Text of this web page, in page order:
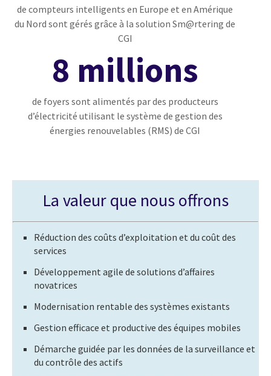
de compteurs intelligents en Europe et en Amérique
du Nord sont gérés grâce à la solution Sm@rtering de
CGI
8 millions
de foyers sont alimentés par des producteurs
d’électricité utilisant le système de gestion des
énergies renouvelables (RMS) de CGI
La valeur que nous offrons
Réduction des coûts d’exploitation et du coût des
services
Développement agile de solutions d’affaires
novatrices
Modernisation rentable des systèmes existants
Gestion efficace et productive des équipes mobiles
Démarche guidée par les données de la surveillance et
du contrôle des actifs